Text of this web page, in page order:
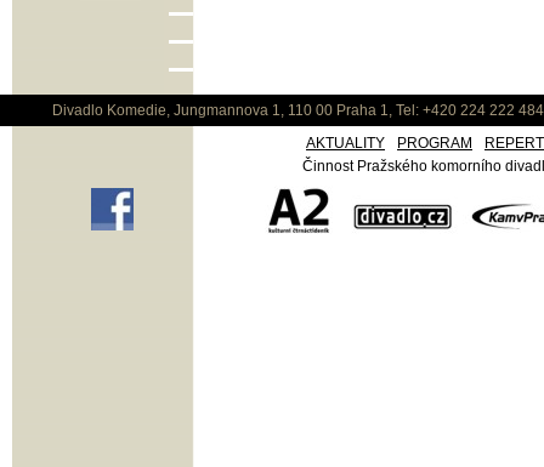
Divadlo Komedie, Jungmannova 1, 110 00 Praha 1, Tel: +420 224 222
AKTUALITY
PROGRAM
Činnost Pražského komorního